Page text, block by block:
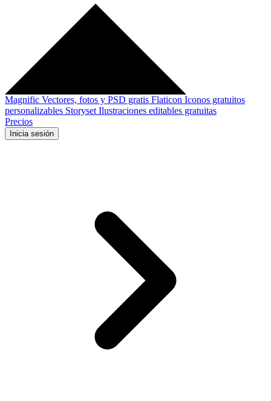
Magnific Vectores, fotos y PSD gratis Flaticon Iconos gratuitos
personalizables Storyset Ilustraciones editables gratuitas
Precios
Inicia sesión